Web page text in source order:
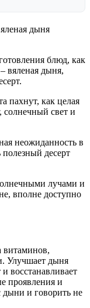
дыня
блюд, как
– вяленая дыня,
пахнут, как целая
свет и
неожиданность в
полезный десерт
лучами и
вполне доступно
витаминов,
Улучшает дыня
восстанавливает
проявления и
дыни и говорить не